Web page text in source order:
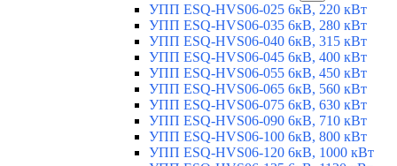
УПП ESQ-HVS06-025 6кВ, 220 кВт
УПП ESQ-HVS06-035 6кВ, 280 кВт
УПП ESQ-HVS06-040 6кВ, 315 кВт
УПП ESQ-HVS06-045 6кВ, 400 кВт
УПП ESQ-HVS06-055 6кВ, 450 кВт
УПП ESQ-HVS06-065 6кВ, 560 кВт
УПП ESQ-HVS06-075 6кВ, 630 кВт
УПП ESQ-HVS06-090 6кВ, 710 кВт
УПП ESQ-HVS06-100 6кВ, 800 кВт
УПП ESQ-HVS06-120 6кВ, 1000 кВт